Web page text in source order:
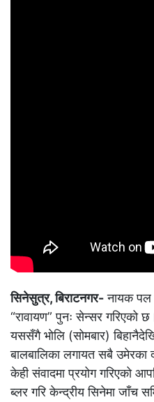
सिनेसुत्र, बिराटनगर-नायक पल
“रावायण” पुनः सेन्सर गरिएको
यससँगै भोलि (सोमबार)
बालबालिका लगायत सबै
केही संवादमा प्रयोग गरिएको
ब्लर गरि केन्द्रीय सिनेमा जाँच